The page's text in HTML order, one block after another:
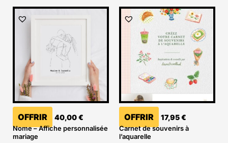
OFFRIR 40,00€
Nome – Affiche personnalisée
mariage
OFFRIR 17,95€
Carnet de souvenirs à
l’aquarelle